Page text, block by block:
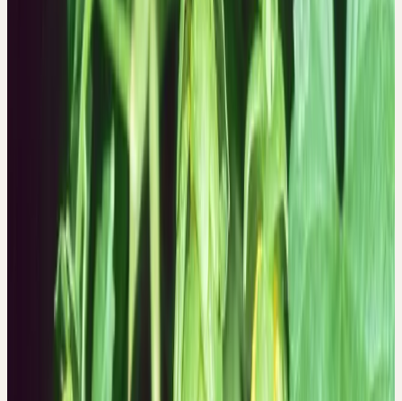
zurückholen; entweder durch Rückzug in «klösterliche»
Einsamkeit oder in der Abgeschlossenheit eines Kreises von
Freunden. Die Gedanken steigen kreisend in die Höhe, entfernen
sich von den Pflichten und Verantwortungen, möchten sich aus der
Realität herausziehen.
Durch die Distanz können sich Spannungen und Unruhe lösen,
das Gemüt wird fröhlich und leicht. Das Wesen des Hopfens hilft
Menschen, die eher am Stoffwechselpol verhaftet sind und zu
einer gewissen Erdenschwere neigen, die tagsüber schläfrig sind
und nachts wach liegen. Durch die Einnahme von Hopfen
verlieren sie das Schwerfällige, Schläfrige und erfahren nachts
eine lösende Ruhe.
Hopfenzubereitungen können aber auch umgekehrt wirken.
Menschen, deren Aktionskreis kleiner geworden ist infolge